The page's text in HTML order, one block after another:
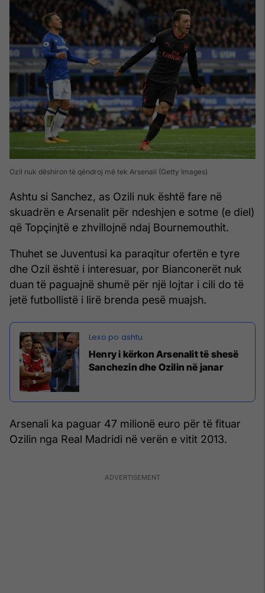
Ozil nuk dëshiron të qëndroj më tek Arsenali (Getty Images)
Ashtu si Sanchez, as Ozili nuk është fare në
skuadrën e Arsenalit për ndeshjen e sotme (e diel)
që Topçinjtë e zhvillojnë ndaj Bournemouthit.
Thuhet se Juventusi ka paraqitur ofertën e tyre
dhe Ozil është i interesuar, por Bianconerët nuk
duan të paguajnë shumë për një lojtar i cili do të
jetë futbollistë i lirë brenda pesë muajsh.
Henry i kërkon Arsenalit të shesë
Sanchezin dhe Ozilin në janar
Arsenali ka paguar 47 milionë euro për të fituar
Ozilin nga Real Madridi në verën e vitit 2013.